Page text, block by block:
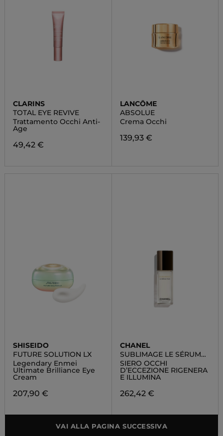
CLARINS
TOTAL EYE REVIVE
Trattamento Occhi Anti-
Age
49,42 €
LANCÔME
ABSOLUE
Crema Occhi
139,93 €
SHISEIDO
FUTURE SOLUTION LX
Legendary Enmei
Ultimate Brilliance Eye
Cream
207,90 €
CHANEL
SUBLIMAGE LE SÉRUM
YEUX
SIERO OCCHI
D’ECCEZIONE RIGENERA
E ILLUMINA
262,42 €
VAI ALLA PAGINA SUCCESSIVA